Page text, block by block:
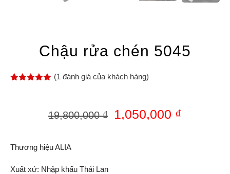
Chậu rửa chén 5045
(1 đánh giá của khách hàng)
19,800,000₫ 1,050,000 ₫
Thương hiệu ALIA
Xuất xứ: Nhập khẩu Thái Lan